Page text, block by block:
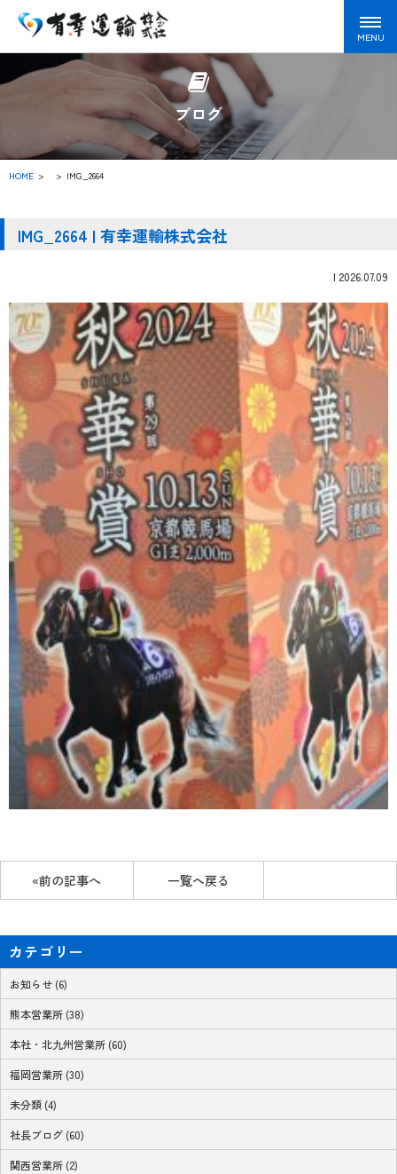
ブログ
HOME > IMG_2664
IMG_2664 | 有幸運輸株式会社
| 2026.07.09
«前の記事へ 一覧へ戻る
カテゴリー
お知らせ (6)
熊本営業所 (38)
本社・北九州営業所 (60)
福岡営業所 (30)
未分類 (4)
社長ブログ (60)
関西営業所 (2)